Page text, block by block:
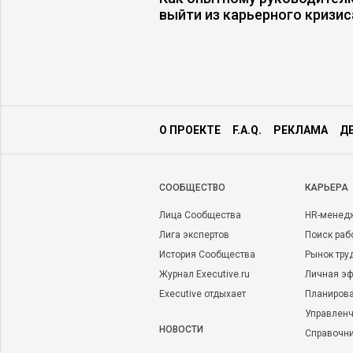
выйти из карьерного
О ПРОЕКТЕ F.A.Q. РЕКЛАМА
CООБЩЕСТВО
Лица Сообщества
Лига экспертов
История Сообщества
Журнал Executive.ru
Executive отдыхает
НОВОСТИ
КАРЬЕРА
HR-
Поиск
Рынок
Личная